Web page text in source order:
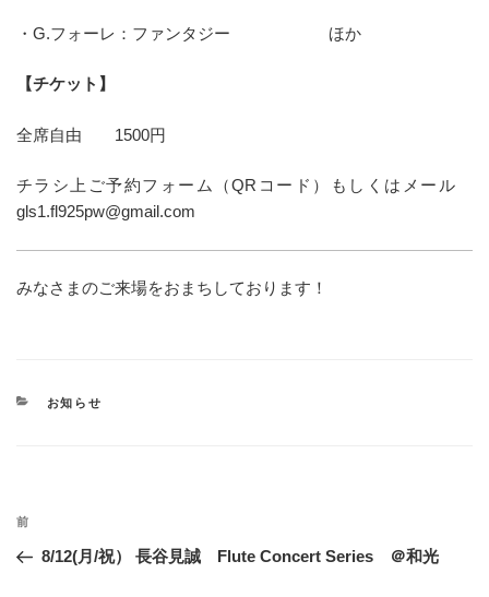
・G.フォーレ：ファンタジー ほか
【チケット】
全席自由 1500円
チラシ上ご予約フォーム（QRコード）もしくはメール
gls1.fl925pw@gmail.com
みなさまのご来場をおまちしております！
カ
お知らせ
投
過
去
前
8/12(月/祝） 長谷見誠 Flute Concert Series ＠和光